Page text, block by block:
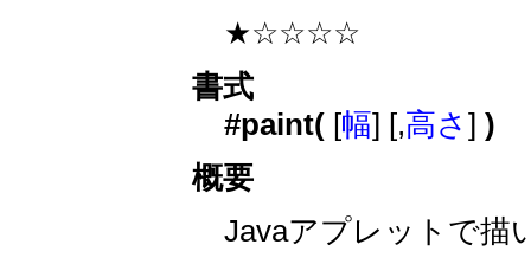
★☆☆☆☆
書式
#paint( [幅] [,高さ])
概要
Javaアプレットで描